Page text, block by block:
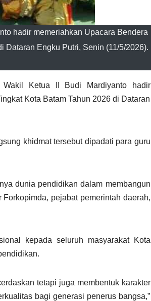
hadir memeriahkan Upacara Bendera
Dataran Engku Putri, Senin (11/5/2026).
Ketua II Budi Mardiyanto hadir
Kota Batam Tahun 2026 di Dataran
khidmat tersebut dipadati para guru
dunia pendidikan dalam membangun
pejabat pemerintah daerah,
kepada seluruh masyarakat Kota
tetapi juga membentuk karakter
bagi generasi penerus bangsa,”